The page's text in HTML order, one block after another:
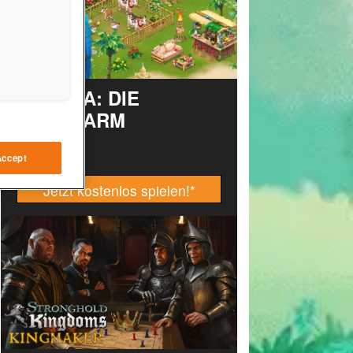
TAONGA: DIE
INSELFARM
Jetzt kostenlos spielen!*